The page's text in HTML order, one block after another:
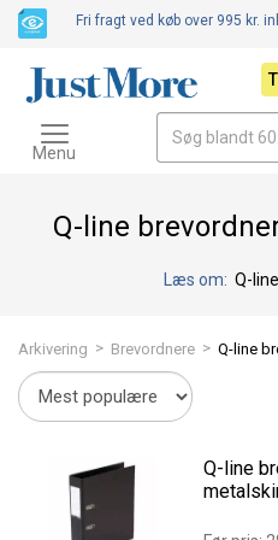
Q-line
Læs om: Q-
Arkivering > Brevordnere > Q-line
Q-line
Fri fragt ved køb over 995 kr.
Toggle
navigation
Menu